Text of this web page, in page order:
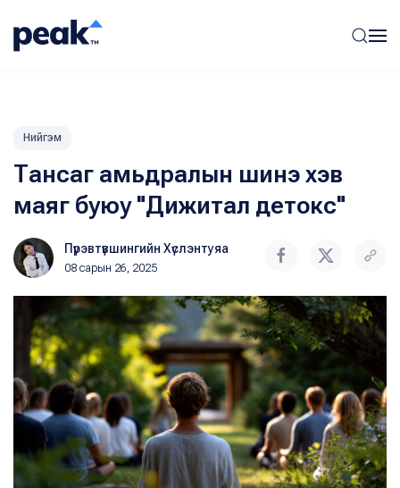
Нийгэм
Тансаг амьдралын шинэ хэв
маяг буюу "Дижитал детокс"
Пүрэвтүвшингийн Хүслэнтуяа
08 сарын 26, 2025